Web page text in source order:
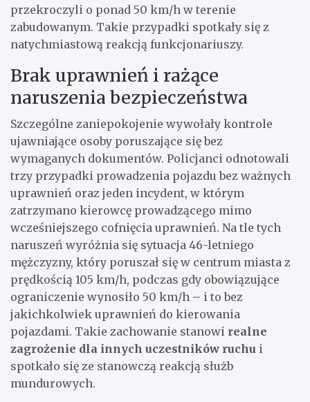
przekroczyli o ponad 50 km/h w terenie
zabudowanym. Takie przypadki spotkały się z
natychmiastową reakcją funkcjonariuszy.
Brak uprawnień i rażące
naruszenia bezpieczeństwa
Szczególne zaniepokojenie wywołały kontrole
ujawniające osoby poruszające się bez
wymaganych dokumentów. Policjanci odnotowali
trzy przypadki prowadzenia pojazdu bez ważnych
uprawnień oraz jeden incydent, w którym
zatrzymano kierowcę prowadzącego mimo
wcześniejszego cofnięcia uprawnień. Na tle tych
naruszeń wyróżnia się sytuacja 46-letniego
mężczyzny, który poruszał się w centrum miasta z
prędkością 105 km/h, podczas gdy obowiązujące
ograniczenie wynosiło 50 km/h – i to bez
jakichkolwiek uprawnień do kierowania
pojazdami. Takie zachowanie stanowi realne
zagrożenie dla innych uczestników ruchu i
spotkało się ze stanowczą reakcją służb
mundurowych.